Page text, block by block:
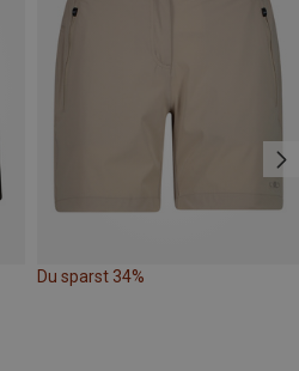
Du sparst 34%